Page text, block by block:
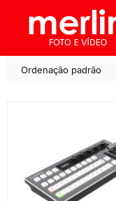
Ordenação padrão